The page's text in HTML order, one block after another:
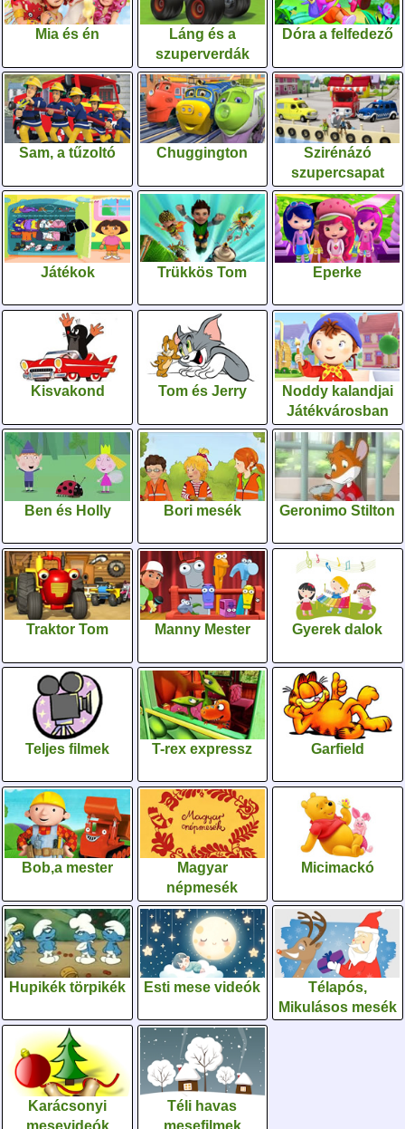
Mia és én
Láng és a
szuperverdák
Dóra a felfedező
Sam, a tűzoltó Chuggington
Szirénázó
szupercsapat
Játékok Trükkös Tom Eperke
Kisvakond Tom és Jerry
Noddy kalandjai
Játékvárosban
Ben és Holly Bori mesék Geronimo Stilton
Traktor Tom Manny Mester Gyerek dalok
Teljes filmek T-rex expressz Garfield
Bob,a mester
Magyar
népmesék
Micimackó
Hupikék törpikék Esti mese videók
Télapós,
Mikulásos mesék
Karácsonyi
mesevideók
Téli havas
mesefilmek